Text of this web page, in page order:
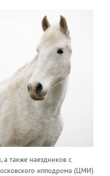
также наездников с
ипподрома (ЦМИ)